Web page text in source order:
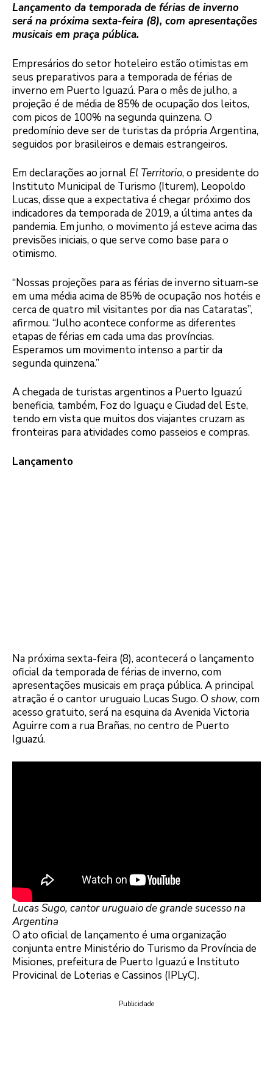
Lançamento da temporada de férias de inverno
será na próxima sexta-feira (8), com apresentações
musicais em praça pública.
Empresários do setor hoteleiro estão otimistas em
seus preparativos para a temporada de férias de
inverno em Puerto Iguazú. Para o mês de julho, a
projeção é de média de 85% de ocupação dos leitos,
com picos de 100% na segunda quinzena. O
predomínio deve ser de turistas da própria Argentina,
seguidos por brasileiros e demais estrangeiros.
Em declarações ao jornalEl Territorio, o presidente do
Instituto Municipal de Turismo (Iturem), Leopoldo
Lucas, disse que a expectativa é chegar próximo dos
indicadores da temporada de 2019, a última antes da
pandemia. Em junho, o movimento já esteve acima das
previsões iniciais, o que serve como base para o
otimismo.
“Nossas projeções para as férias de inverno situam-se
em uma média acima de 85% de ocupação nos hotéis e
cerca de quatro mil visitantes por dia nas Cataratas”,
afirmou. “Julho acontece conforme as diferentes
etapas de férias em cada uma das províncias.
Esperamos um movimento intenso a partir da
segunda quinzena.”
A chegada de turistas argentinos a Puerto Iguazú
beneficia, também, Foz do Iguaçu e Ciudad del Este,
tendo em vista que muitos dos viajantes cruzam as
fronteiras para atividades como passeios e compras.
Lançamento
Na próxima sexta-feira (8), acontecerá o lançamento
oficial da temporada de férias de inverno, com
apresentações musicais em praça pública. A principal
atração é o cantor uruguaio Lucas Sugo. O show, com
acesso gratuito, será na esquina da Avenida Victoria
Aguirre com a rua Brañas, no centro de Puerto
Iguazú.
Lucas Sugo, cantor uruguaio de grande sucesso na
Argentina
O ato oficial de lançamento é uma organização
conjunta entre Ministério do Turismo da Província de
Misiones, prefeitura de Puerto Iguazú e Instituto
Provicinal de Loterias e Cassinos (IPLyC).
Publicidade